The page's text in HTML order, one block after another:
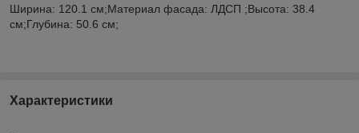
Ширина: 120.1 см;Материал фасада: ЛДСП ;Высота: 38.4
см;Глубина: 50.6 см;
Характеристики